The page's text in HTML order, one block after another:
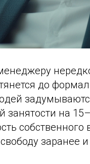
до
занятости на
собственного
заранее и